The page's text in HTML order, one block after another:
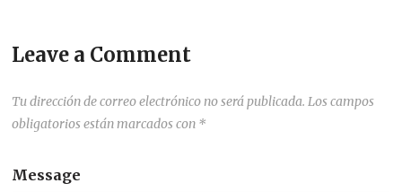
Leave a Comment
Tu dirección de correo electrónico no será publicada. Los campos
obligatorios están marcados con *
Message